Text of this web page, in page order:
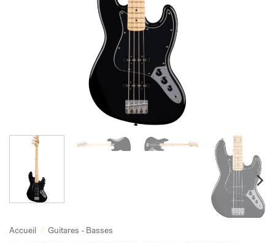
Accueil / Guitares - Basses